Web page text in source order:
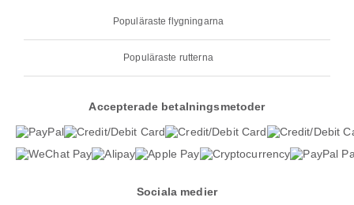
Populäraste flygningarna
Populäraste rutterna
Accepterade betalningsmetoder
Sociala medier